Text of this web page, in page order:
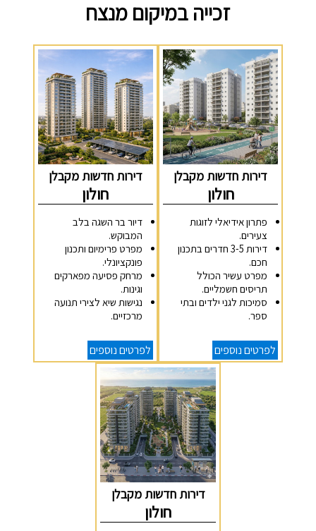
זכייה במיקום מנצח
דירות חדשות מקבלן
חולון
פתרון אידיאלי לזוגות
צעירים.
דירות 3-5 חדרים בתכנון
חכם.
מפרט עשיר הכולל
תריסים חשמליים.
סמיכות לגני ילדים ובתי
ספר.
לפרטים נוספים
דירות חדשות מקבלן
חולון
דיור בר השגה בלב
המבוקש.
מפרט פרימיום ותכנון
פונקציונלי.
מרחק פסיעה מפארקים
וגינות.
נגישות שיא לצירי תנועה
מרכזיים.
לפרטים נוספים
דירות חדשות מקבלן
חולון